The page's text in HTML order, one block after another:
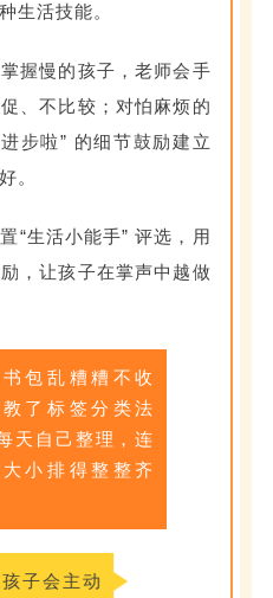
生活技能。
掌握慢的孩子，老师会手
、不比较；对怕麻烦的
步啦” 的细节鼓励建立
。
“生活小能手” 评选，用
，让孩子在掌声中越做
包乱糟糟不收
了标签分类法
天自己整理，连
小排得整整齐
子会主动